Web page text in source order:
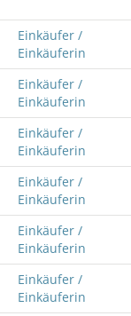
Einkäufer /
Einkäuferin
Einkäufer /
Einkäuferin
Einkäufer /
Einkäuferin
Einkäufer /
Einkäuferin
Einkäufer /
Einkäuferin
Einkäufer /
Einkäuferin